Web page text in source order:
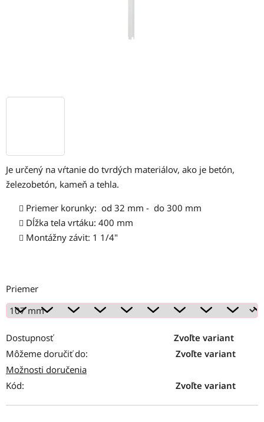
Je určený na vŕtanie do tvrdých materiálov, ako je betón,
železobetón, kameň a tehla.
Priemer korunky: od 32 mm - do 300 mm
Dĺžka tela vrtáku: 400 mm
Montážny závit: 1 1/4"
Priemer
Dostupnosť
Zvoľte variant
Môžeme doručiť do:
Zvoľte variant
Možnosti doručenia
Kód:
Zvoľte variant